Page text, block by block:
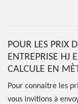
POUR LES PRIX
ENTREPRISE HJ
CALCULE EN
Pour connaitre les
vous invitions à